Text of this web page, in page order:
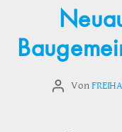
Beitragsautor
Von